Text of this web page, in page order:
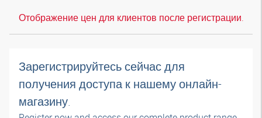
Отображение цен для клиентов после регистрации.
Зарегистрируйтесь сейчас для
получения доступа к нашему онлайн-
магазину.